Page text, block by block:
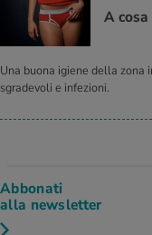
A
Una buona igiene della zona
sgradevoli e infezioni.
Abbonati
alla newsletter